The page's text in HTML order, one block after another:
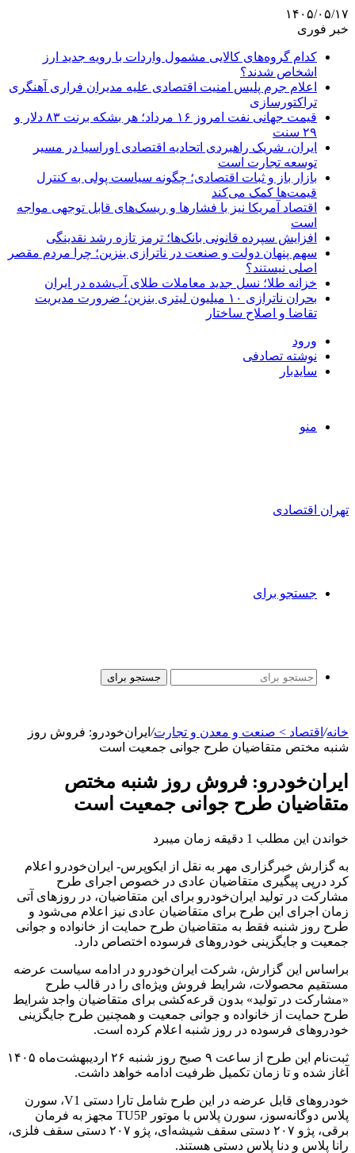
۱۴۰۵/۰۵/۱۷
خبر فوری
کدام گروه‌های کالایی مشمول واردات با رویه جدید ارز
اشخاص شدند؟
اعلام جرم پلیس امنیت اقتصادی علیه مدیران فراری آهنگری
تراکتورسازی
قیمت جهانی نفت امروز ۱۶ مرداد؛ هر بشکه برنت ۸۳ دلار و
۲۹ سنت
ایران، شریک راهبردی اتحادیه اقتصادی اوراسیا در مسیر
توسعه تجارت است
بازار باز و ثبات اقتصادی؛ چگونه سیاست پولی به کنترل
قیمت‌ها کمک می‌کند
اقتصاد آمریکا نیز با فشارها و ریسک‌های قابل توجهی مواجه
است
افزایش سپرده قانونی بانک‌ها؛ ترمز تازه رشد نقدینگی
سهم پنهان دولت و صنعت در ناترازی بنزین؛ چرا مردم مقصر
اصلی نیستند؟
خزانه طلا؛ نسل جدید معاملات طلای آب‌شده در ایران
بحران ناترازی ۱۰ میلیون لیتری بنزین؛ ضرورت مدیریت
تقاضا و اصلاح ساختار
ورود
نوشته تصادفی
سایدبار
منو
تهران اقتصادی
جستجو برای
جستجو برای
خانه/ اقتصاد > صنعت و معدن و تجارت/ ایران‌خودرو: فروش روز
شنبه مختص متقاضیان طرح جوانی جمعیت است
ایران‌خودرو: فروش روز شنبه مختص
متقاضیان طرح جوانی جمعیت است
خواندن این مطلب 1 دقیقه زمان میبرد
به گزارش خبرگزاری مهر به نقل از ایکوپرس- ایران‌خودرو اعلام
کرد درپی پیگیری متقاضیان عادی در خصوص اجرای طرح
مشارکت در تولید ایران‌خودرو برای این متقاضیان، در روزهای آتی
زمان اجرای این طرح برای متقاضیان عادی نیز اعلام می‌شود و
طرح روز شنبه فقط به متقاضیان طرح حمایت از خانواده و جوانی
جمعیت و جایگزینی خودروهای فرسوده اختصاص دارد.
براساس این‌ گزارش، شرکت ایران‌خودرو در ادامه سیاست عرضه
مستقیم محصولات، شرایط فروش ویژه‌ای را در قالب طرح
«مشارکت در تولید» بدون قرعه‌کشی برای متقاضیان واجد شرایط
طرح حمایت از خانواده و جوانی جمعیت و همچنین طرح جایگزینی
خودروهای فرسوده در روز شنبه اعلام کرده است.
ثبت‌نام این طرح از ساعت ۹ صبح روز شنبه ۲۶ اردیبهشت‌ماه ۱۴۰۵
آغاز شده و تا زمان تکمیل ظرفیت ادامه خواهد داشت.
خودروهای قابل عرضه در این طرح شامل تارا دستی V1، سورن
پلاس دوگانه‌سوز، سورن پلاس با موتور TU5P مجهز به فرمان
برقی، پژو ۲۰۷ دستی سقف شیشه‌ای، پژو ۲۰۷ دستی سقف فلزی،
رانا پلاس و دنا پلاس دستی هستند.